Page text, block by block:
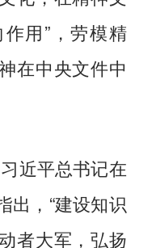
用”，劳模精
在中央文件中
近平总书记在
出，“建设知识
者大军，弘扬